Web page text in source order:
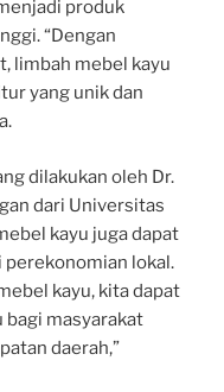
produk
“Dengan
limbah mebel kayu
yang unik dan
dilakukan oleh Dr.
dari Universitas
kayu juga dapat
lokal.
kayu, kita dapat
bagi masyarakat
daerah,”